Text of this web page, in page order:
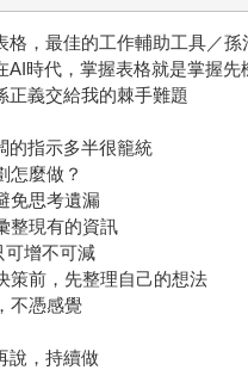
，最佳的工作輔助工具／孫
時代，掌握表格就是掌握先
義交給我的棘手難題
指示多半很籠統
怎麼做？
免思考遺漏
整現有的資訊
可增不可減
策前，先整理自己的想法
不憑感覺
，持續做